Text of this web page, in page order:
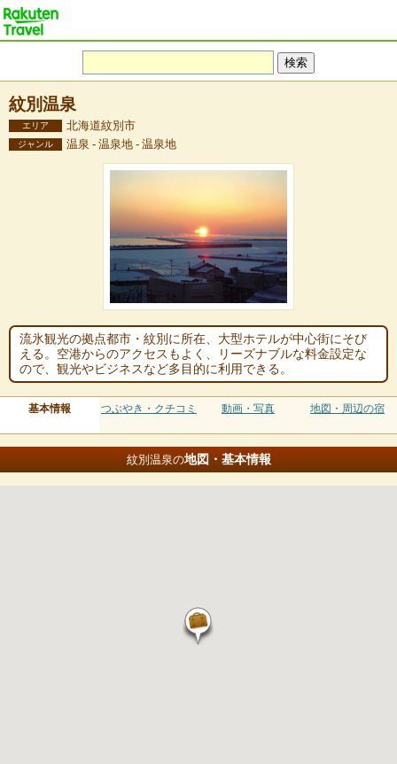
紋別温泉
エリア 北海道紋別市
ジャンル 温泉 - 温泉地 - 温泉地
流氷観光の拠点都市・紋別に所在、大型ホテルが中心街にそび
える。空港からのアクセスもよく、リーズナブルな料金設定な
ので、観光やビジネスなど多目的に利用できる。
基本情報 つぶやき・クチコミ 動画・写真 地図・周辺の宿
紋別温泉の地図・基本情報